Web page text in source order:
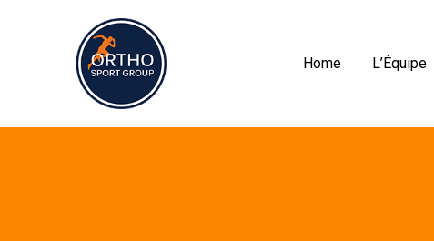
Home L’Équipe